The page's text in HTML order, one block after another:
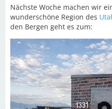
Nächste Woche machen wir
wunderschöne Region des
den Bergen geht es zum: